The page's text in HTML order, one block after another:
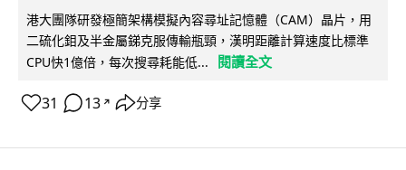
港大團隊研發極簡架構模擬內容尋址記憶體（CAM）晶片，用
二硫化鉬及半金屬銻克服傳輸瓶頸，漢明距離計算速度比標準
CPU快1億倍，每次搜尋耗能低...
閱讀全文
31 13 ↗ 分享